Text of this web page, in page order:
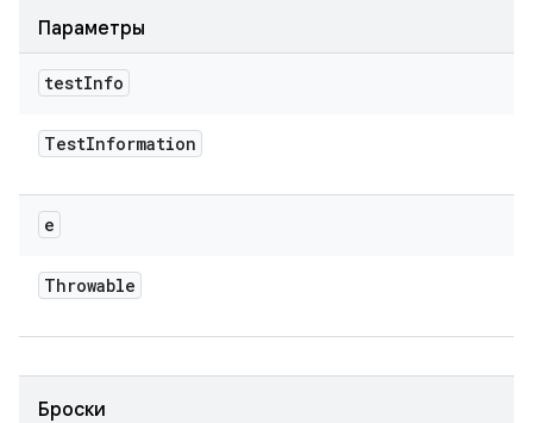
Параметры
testInfo
TestInformation
e
Throwable
Броски